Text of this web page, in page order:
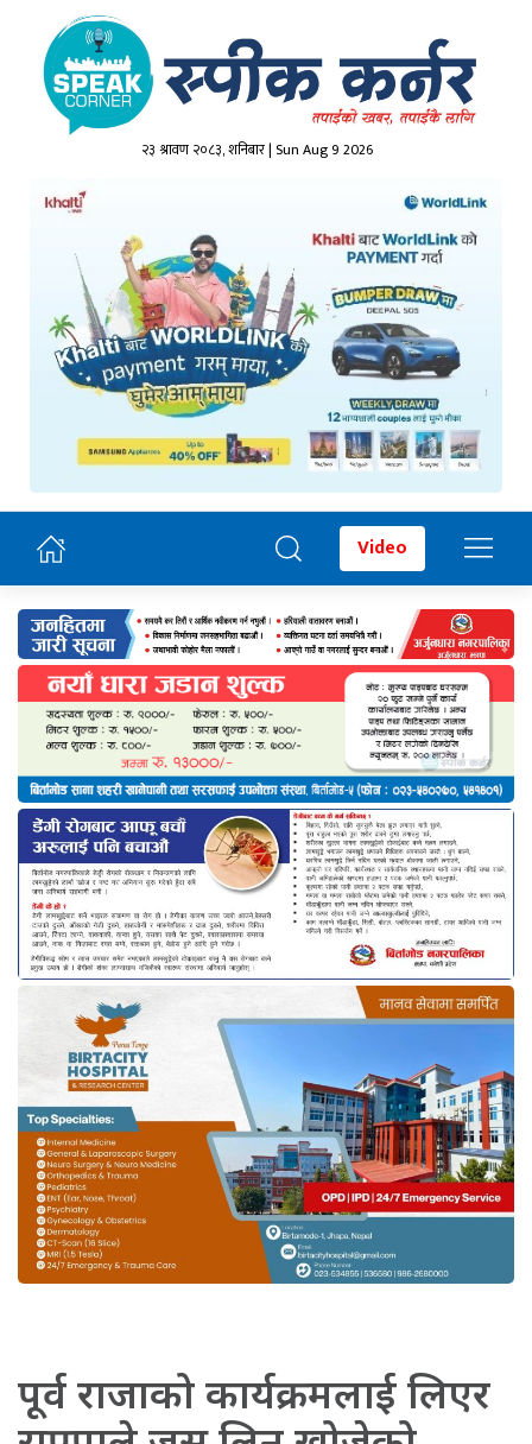
२३ श्रावण २०८३, शनिबार | Sun Aug 9 2026
Video
पूर्व राजाको कार्यक्रमलाई लिएर